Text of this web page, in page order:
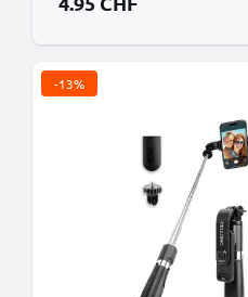
-13%